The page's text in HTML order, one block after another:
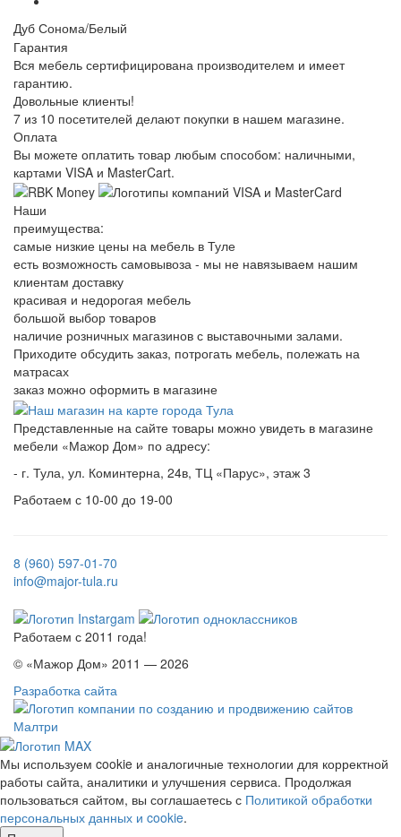
Дуб Сонома/Белый
Гарантия
Вся мебель сертифицирована производителем и имеет
гарантию.
Довольные клиенты!
7 из 10 посетителей делают покупки в нашем магазине.
Оплата
Вы можете оплатить товар любым способом: наличными,
картами VISA и MasterCart.
Наши
преимущества:
самые низкие цены на мебель в Туле
есть возможность самовывоза - мы не навязываем нашим
клиентам доставку
красивая и недорогая мебель
большой выбор товаров
наличие розничных магазинов с выставочными залами.
Приходите обсудить заказ, потрогать мебель, полежать на
матрасах
заказ можно оформить в магазине
Представленные на сайте товары можно увидеть в магазине
мебели «Мажор Дом» по адресу:
- г. Тула, ул. Коминтерна, 24в, ТЦ «Парус», этаж 3
Работаем с 10-00 до 19-00
8 (960) 597-01-70
info@major-tula.ru
Работаем с 2011 года!
© «Мажор Дом» 2011 — 2026
Разработка сайта
Мы используем cookie и аналогичные технологии для корректной
работы сайта, аналитики и улучшения сервиса. Продолжая
пользоваться сайтом, вы соглашаетесь с Политикой обработки
персональных данных и cookie.